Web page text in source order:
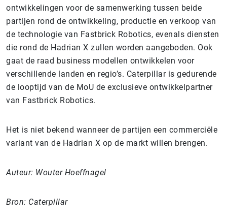
ontwikkelingen voor de samenwerking tussen beide
partijen rond de ontwikkeling, productie en verkoop van
de technologie van Fastbrick Robotics, evenals diensten
die rond de Hadrian X zullen worden aangeboden. Ook
gaat de raad business modellen ontwikkelen voor
verschillende landen en regio’s. Caterpillar is gedurende
de looptijd van de MoU de exclusieve ontwikkelpartner
van Fastbrick Robotics.
Het is niet bekend wanneer de partijen een commerciële
variant van de Hadrian X op de markt willen brengen.
Auteur: Wouter Hoeffnagel
Bron: Caterpillar